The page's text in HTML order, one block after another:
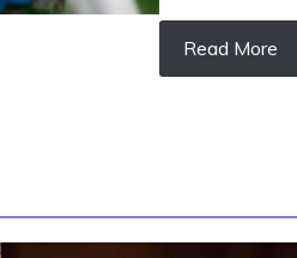
Read More